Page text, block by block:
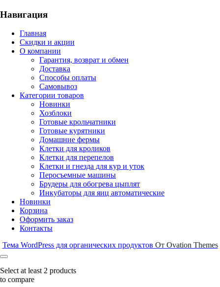
Навигация
Главная
Скидки и акции
О компании
Гарантия, возврат и обмен
Доставка
Способы оплаты
Самовывоз
Категории товаров
Новинки
Хозблоки
Готовые крольчатники
Готовые курятники
Домашние фермы
Клетки для кроликов
Клетки для перепелов
Клетки и гнезда для кур и уток
Перосъемные машины
Брудеры для обогрева цыплят
Инкубаторы для яиц автоматические
Новинки
Корзина
Оформить заказ
Контакты
Тема WordPress для органических продуктов От Ovation Themes
Select at least 2 products
to compare